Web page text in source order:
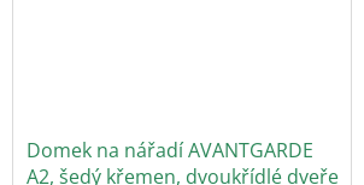
Domek na nářadí AVANTGARDE
A2, šedý křemen, dvoukřídlé dveře